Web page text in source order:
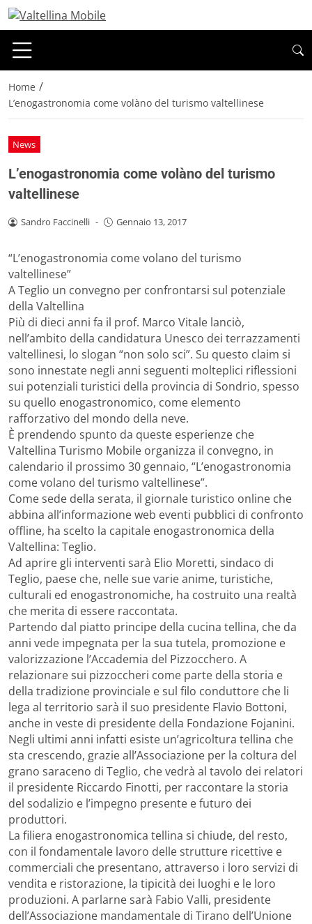
Home /
L’enogastronomia come volàno del turismo valtellinese
News
L’enogastronomia come volàno del turismo
valtellinese
Sandro Faccinelli - Gennaio 13, 2017
“L’enogastronomia come volano del turismo
valtellinese”
A Teglio un convegno per confrontarsi sul potenziale
della Valtellina
Più di dieci anni fa il prof. Marco Vitale lanciò,
nell’ambito della candidatura Unesco dei terrazzamenti
valtellinesi, lo slogan “non solo sci”. Su questo claim si
sono innestate negli anni seguenti molteplici riflessioni
sui potenziali turistici della provincia di Sondrio, spesso
su quello enogastronomico, come elemento
rafforzativo del mondo della neve.
È prendendo spunto da queste esperienze che
Valtellina Turismo Mobile organizza il convegno, in
calendario il prossimo 30 gennaio, “L’enogastronomia
come volano del turismo valtellinese”.
Come sede della serata, il giornale turistico online che
abbina all’informazione web eventi pubblici di confronto
offline, ha scelto la capitale enogastronomica della
Valtellina: Teglio.
Ad aprire gli interventi sarà Elio Moretti, sindaco di
Teglio, paese che, nelle sue varie anime, turistiche,
culturali ed enogastronomiche, ha costruito una realtà
che merita di essere raccontata.
Partendo dal piatto principe della cucina tellina, che da
anni vede impegnata per la sua tutela, promozione e
valorizzazione l’Accademia del Pizzocchero. A
relazionare sui pizzoccheri come parte della storia e
della tradizione provinciale e sul filo conduttore che li
lega al territorio sarà il suo presidente Flavio Bottoni,
anche in veste di presidente della Fondazione Fojanini.
Negli ultimi anni infatti esiste un’agricoltura tellina che
sta crescendo, grazie all’Associazione per la coltura del
grano saraceno di Teglio, che vedrà al tavolo dei relatori
il presidente Riccardo Finotti, per raccontare la storia
del sodalizio e l’impegno presente e futuro dei
produttori.
La filiera enogastronomica tellina si chiude, del resto,
con il fondamentale lavoro delle strutture ricettive e
commerciali che presentano, attraverso i loro servizi di
vendita e ristorazione, la tipicità dei luoghi e le loro
produzioni. A parlarne sarà Fabio Valli, presidente
dell’Associazione mandamentale di Tirano dell’Unione